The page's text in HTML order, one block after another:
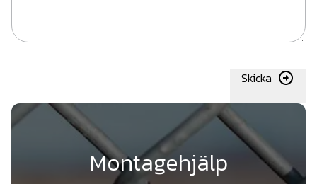
Skicka
Montagehjälp